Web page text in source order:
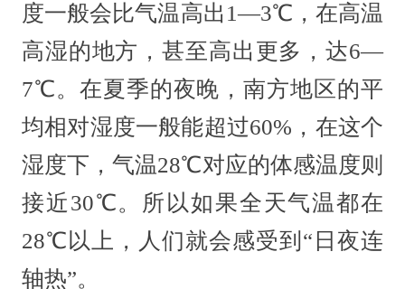
度一般会比气温高出1—3℃，在高温
高湿的地方，甚至高出更多，达6—
7℃。在夏季的夜晚，南方地区的平
均相对湿度一般能超过60%，在这个
湿度下，气温28℃对应的体感温度则
接近30℃。所以如果全天气温都在
28℃以上，人们就会感受到“日夜连
轴热”。